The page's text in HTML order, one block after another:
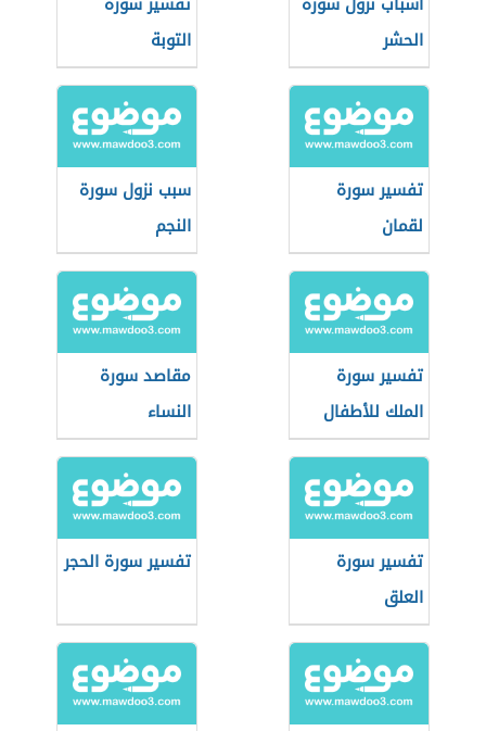
الحشر
التوبة
تفسير سورة
لقمان
سبب نزول سورة
النجم
تفسير سورة
الملك للأطفال
مقاصد سورة
النساء
تفسير سورة
العلق
تفسير سورة الحجر